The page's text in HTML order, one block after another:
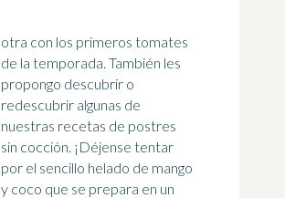
otra con los primeros tomates
de la temporada. También les
propongo descubrir o
redescubrir algunas de
nuestras recetas de postres
sin cocción. ¡Déjense tentar
por el sencillo helado de mango
y coco que se prepara en un